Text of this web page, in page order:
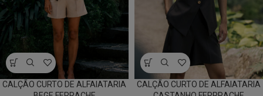
CALÇÃO CURTO DE ALFAIATARIA
CALÇÃO CURTO DE ALFAIATARIA